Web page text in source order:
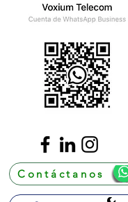
Contáctanos